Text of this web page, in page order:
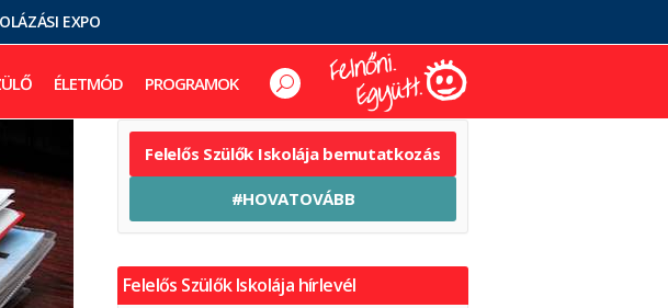
EXPO
ÉLETMÓD PROGRAMOK
Felelős Szülők Iskolája bemutatkozás
#HOVATOVÁBB
Felelős Szülők Iskolája hírlevél